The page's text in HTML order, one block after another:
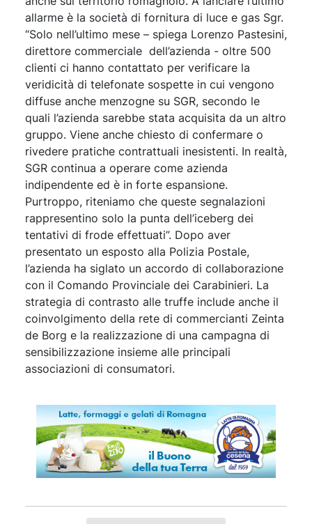
allarme è la società di fornitura di luce e gas Sgr.
“Solo nell’ultimo mese – spiega Lorenzo Pastesini,
direttore commerciale dell’azienda - oltre 500
clienti ci hanno contattato per verificare la
veridicità di telefonate sospette in cui vengono
diffuse anche menzogne su SGR, secondo le
quali l’azienda sarebbe stata acquisita da un altro
gruppo. Viene anche chiesto di confermare o
rivedere pratiche contrattuali inesistenti. In realtà,
SGR continua a operare come azienda
indipendente ed è in forte espansione.
Purtroppo, riteniamo che queste segnalazioni
rappresentino solo la punta dell’iceberg dei
tentativi di frode effettuati”. Dopo aver
presentato un esposto alla Polizia Postale,
l’azienda ha siglato un accordo di collaborazione
con il Comando Provinciale dei Carabinieri. La
strategia di contrasto alle truffe include anche il
coinvolgimento della rete di commercianti Zeinta
de Borg e la realizzazione di una campagna di
sensibilizzazione insieme alle principali
associazioni di consumatori.